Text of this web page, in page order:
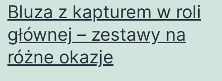
Bluza z kapturem w roli
głównej – zestawy na
różne okazje